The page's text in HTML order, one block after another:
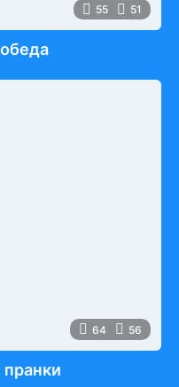
55 51
64 56